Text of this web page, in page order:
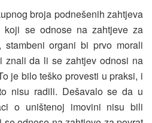
broja podnešenih zahtjeva
koji se odnose na zahtjeve za
stambeni organi bi prvo morali
znali da li se zahtjev odnosi na
je bilo teško provesti u praksi, i
nisu radili. Dešavalo se da u
o uništenoj imovini nisu bili